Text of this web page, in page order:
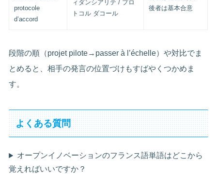
protocole
d’accord
ィダンシアリテ / プロ
トコル ダコール
後者は基本合意
段階の順（projet pilote→passer à l’échelle）や対比でま
とめると、相手の発言の位置づけもすばやくつかめま
す。
よくある質問
オープンイノベーションのフランス語単語はどこから
覚えればいいですか？